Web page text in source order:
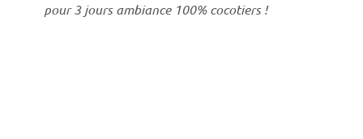
pour 3 jours ambiance 100% cocotiers !